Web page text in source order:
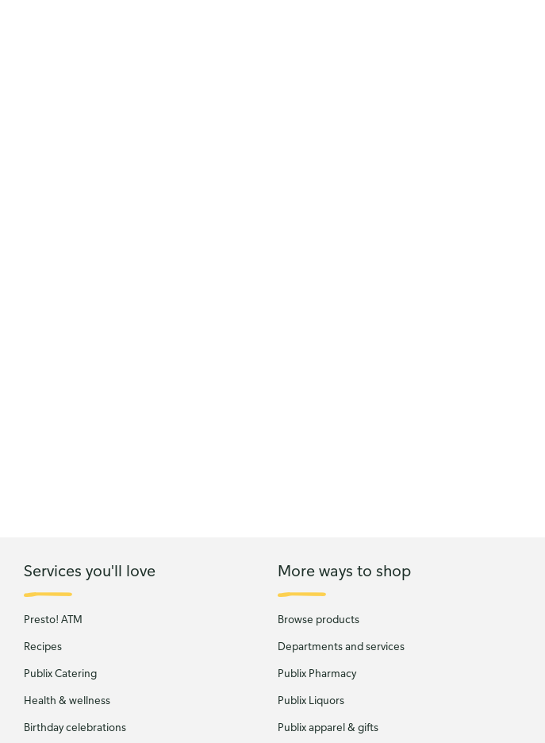
Services you'll love
Presto! ATM
Recipes
Publix Catering
Health & wellness
Birthday celebrations
More ways to shop
Browse products
Departments and services
Publix Pharmacy
Publix Liquors
Publix apparel & gifts